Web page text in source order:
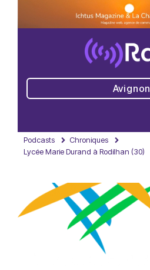
Avignon
Podcasts
Chroniques
Lycée Marie Durand à Rodilhan (30)